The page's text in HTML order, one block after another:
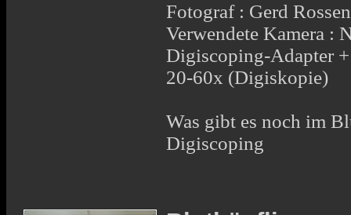
Fotograf : Gerd Rossen
Verwendete Kamera :
Digiscoping-Adapter
20-60x (Digiskopie)
Was gibt es noch im
Digiscoping